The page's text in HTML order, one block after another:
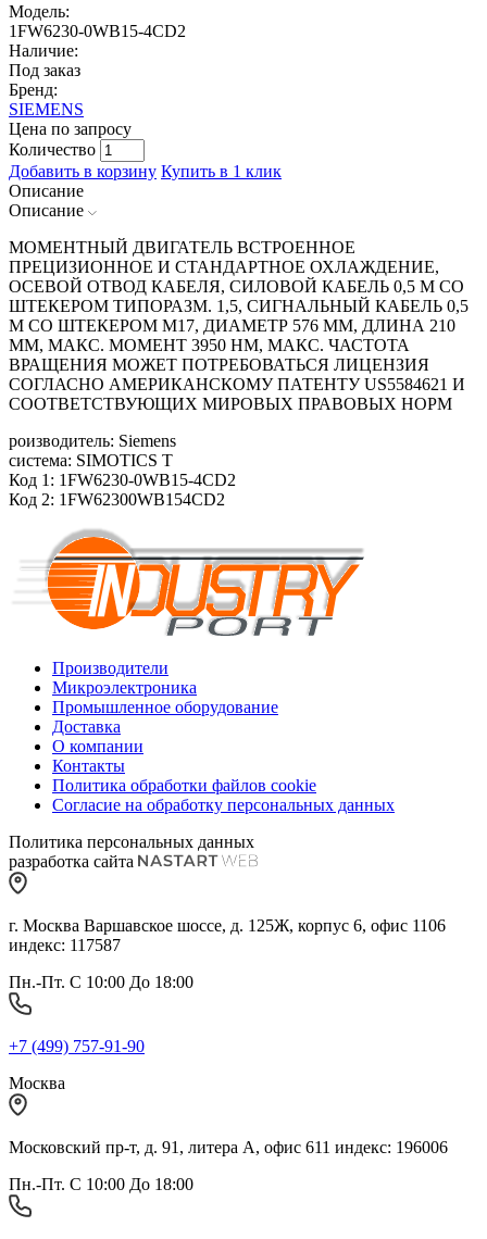
Модель:
1FW6230-0WB15-4CD2
Наличие:
Под заказ
Бренд:
SIEMENS
Цена по запросу
Количество
Добавить в корзину Купить в 1 клик
Описание
Описание
МОМЕНТНЫЙ ДВИГАТЕЛЬ ВСТРОЕННОЕ
ПРЕЦИЗИОННОЕ И СТАНДАРТНОЕ ОХЛАЖДЕНИЕ,
ОСЕВОЙ ОТВОД КАБЕЛЯ, СИЛОВОЙ КАБЕЛЬ 0,5 М СО
ШТЕКЕРОМ ТИПОРАЗМ. 1,5, СИГНАЛЬНЫЙ КАБЕЛЬ 0,5
М СО ШТЕКЕРОМ М17, ДИАМЕТР 576 ММ, ДЛИНА 210
ММ, МАКС. МОМЕНТ 3950 HM, МАКС. ЧАСТОТА
ВРАЩЕНИЯ МОЖЕТ ПОТРЕБОВАТЬСЯ ЛИЦЕНЗИЯ
СОГЛАСНО АМЕРИКАНСКОМУ ПАТЕНТУ US5584621 И
СООТВЕТСТВУЮЩИХ МИРОВЫХ ПРАВОВЫХ НОРМ
роизводитель: Siemens
система: SIMOTICS T
Код 1: 1FW6230-0WB15-4CD2
Код 2: 1FW62300WB154CD2
Производители
Микроэлектроника
Промышленное оборудование
Доставка
О компании
Контакты
Политика обработки файлов cookie
Согласие на обработку персональных данных
Политика персональных данных
разработка сайта
г. Москва Варшавское шоссе, д. 125Ж, корпус 6, офис 1106
индекс: 117587
Пн.-Пт. С 10:00 До 18:00
+7 (499) 757-91-90
Москва
Московский пр-т, д. 91, литера А, офис 611 индекс: 196006
Пн.-Пт. С 10:00 До 18:00